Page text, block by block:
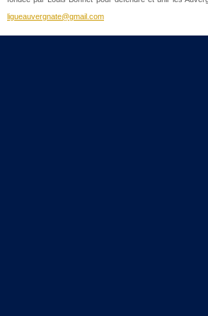
ligueauvergnate@gmail.com